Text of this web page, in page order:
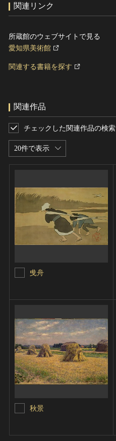
関連リンク
所蔵館のウェブサイトで見る
愛知県美術館
関連する書籍を探す
関連作品
20件で表示
チェックした関連作品の検索
曵舟
秋景